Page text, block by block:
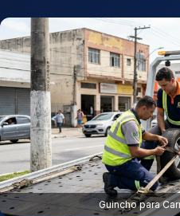
Guincho para